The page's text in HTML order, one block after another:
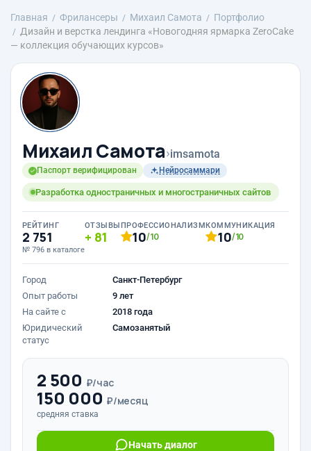
Главная Фрилансеры Михаил Самота
Портфолио
Дизайн и верстка лендинга «Новогодняя ярмарка ZeroCake
— коллекция обучающих курсов»
Михаил Самота›imsamota
Паспорт верифицирован Нейросаммари
Разработка одностраничных и многостраничных сайтов
РЕЙТИНГ
2 751
№ 796 в каталоге
ОТЗЫВЫ
81
ПРОФЕССИОНАЛИЗМ
10/10
КОММУНИКАЦИЯ
10/10
Город
Санкт-Петербург
Опыт работы
9 лет
На сайте с
2018 года
Юридический
статус
Самозанятый
2 500 ₽/час
150 000 ₽/месяц
средняя ставка
Начать диалог